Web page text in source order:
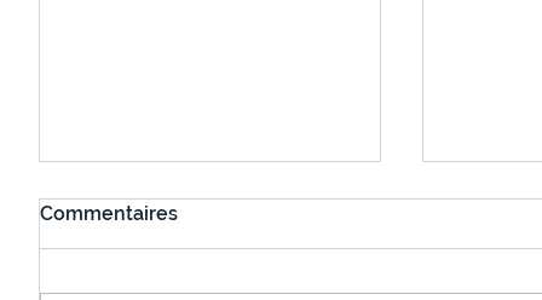
Commentaires